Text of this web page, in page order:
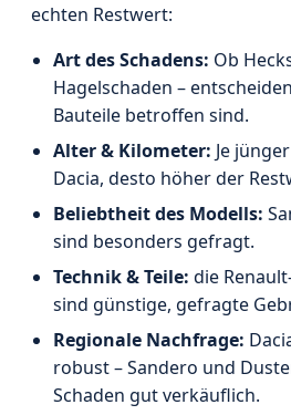
echten Restwert:
Art des Schadens: Ob
Hagelschaden –
Bauteile betroffen sind.
Alter & Kilometer: Je
Dacia, desto höher der
Beliebtheit des Modells:
sind besonders gefragt.
Technik & Teile: die
sind günstige, gefragte
Regionale Nachfrage:
robust – Sandero und
Schaden gut verkäuflich.